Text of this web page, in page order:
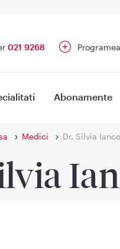
021 9268
Abonamente
Medici Dr. Silvia